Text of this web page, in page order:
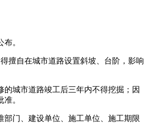
。
擅自在城市道路设置斜坡、台阶，影响
城市道路竣工后三年内不得挖掘；因
。
门、建设单位、施工单位、施工期限